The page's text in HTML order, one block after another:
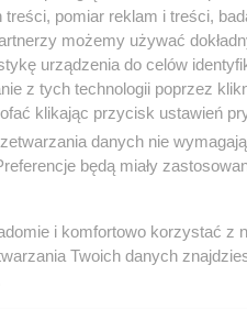
Urania
drużynę do
meczowe polskiej
po ostatnim gwizdku, tak
pomiar reklam i treści,
możemy używać
urządzenia do celów
z tych technologii poprzez
klikając przycisk ustawień
danych nie
będą miały
i komfortowo korzystać z
Twoich danych